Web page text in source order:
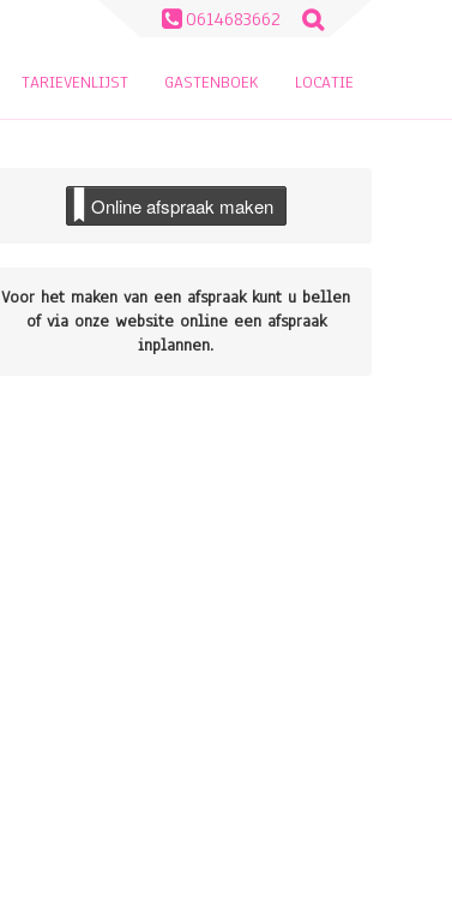
0614683662
Zoeken
naar:
TARIEVENLIJST GASTENBOEK LOCATIE
Online afspraak maken
Voor het maken van een afspraak kunt u bellen
of via onze website online een afspraak
inplannen.